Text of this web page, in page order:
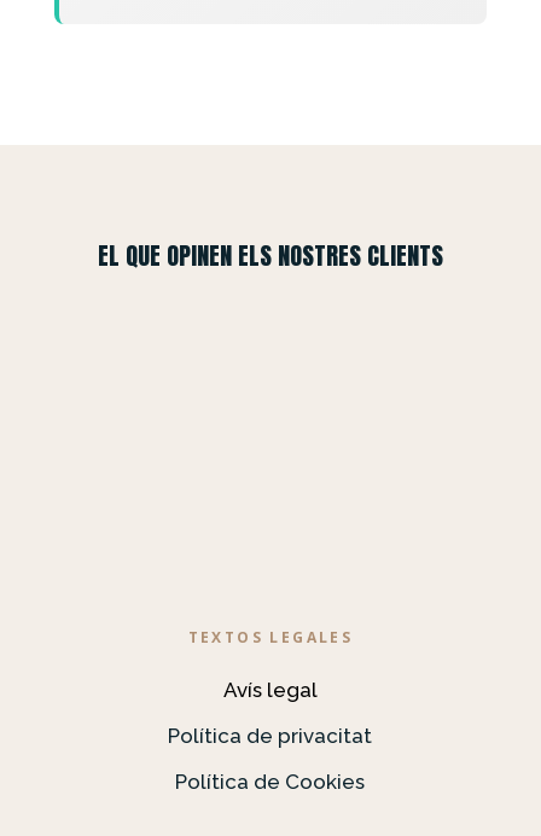
EL QUE OPINEN ELS NOSTRES CLIENTS
TEXTOS LEGALES
Avís legal
Política de privacitat
Política de Cookies